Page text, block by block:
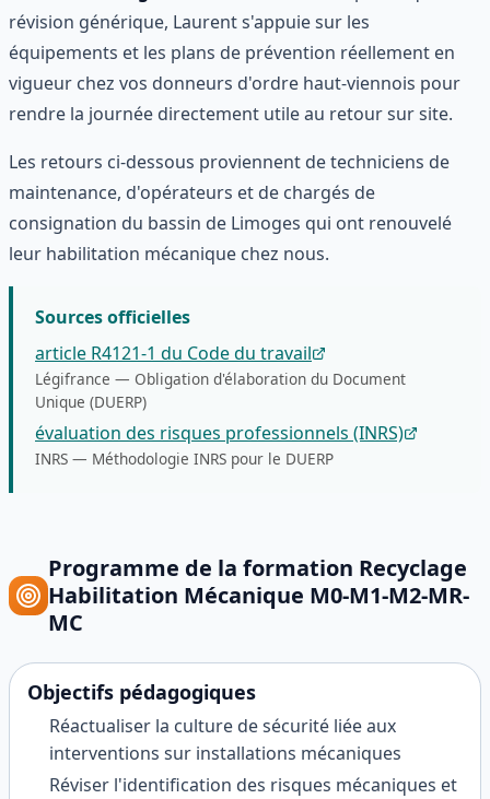
révision générique, Laurent s'appuie sur les
équipements et les plans de prévention réellement en
vigueur chez vos donneurs d'ordre haut-viennois pour
rendre la journée directement utile au retour sur site.
Les retours ci-dessous proviennent de techniciens de
maintenance, d'opérateurs et de chargés de
consignation du bassin de Limoges qui ont renouvelé
leur habilitation mécanique chez nous.
Sources officielles
article R4121-1 du Code du travail
Légifrance — Obligation d'élaboration du Document
Unique (DUERP)
évaluation des risques professionnels (INRS)
INRS — Méthodologie INRS pour le DUERP
Programme de la formation Recyclage
Habilitation Mécanique M0-M1-M2-MR-
MC
Objectifs pédagogiques
Réactualiser la culture de sécurité liée aux
interventions sur installations mécaniques
Réviser l'identification des risques mécaniques et